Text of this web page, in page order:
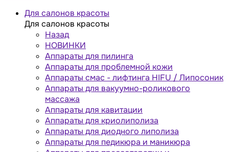
Для салонов красоты
Для салонов красоты
Назад
НОВИНКИ
Аппараты для пилинга
Аппараты для проблемной кожи
Аппараты cмас - лифтинга HIFU / Липосоник
Аппараты для вакуумно-роликового
массажа
Аппараты для кавитации
Аппараты для криолиполиза
Аппараты для диодного липолиза
Аппараты для педикюра и маникюра